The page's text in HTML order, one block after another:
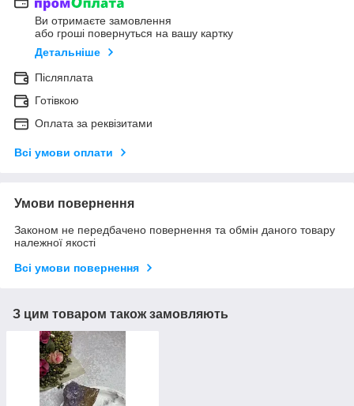
Ви отримаєте замовлення
або гроші повернуться на вашу картку
Детальніше
Післяплата
Готівкою
Оплата за реквізитами
Всі умови оплати
Умови повернення
Законом не передбачено повернення та обмін даного товару
належної якості
Всі умови повернення
З цим товаром також замовляють